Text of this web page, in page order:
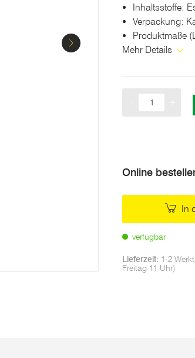
Inhaltsstoffe:
Verpackung:
Produktmaße
Mehr Details
Online
In
verfügbar
Lieferzeit: 1-2
Freitag 11 Uhr)